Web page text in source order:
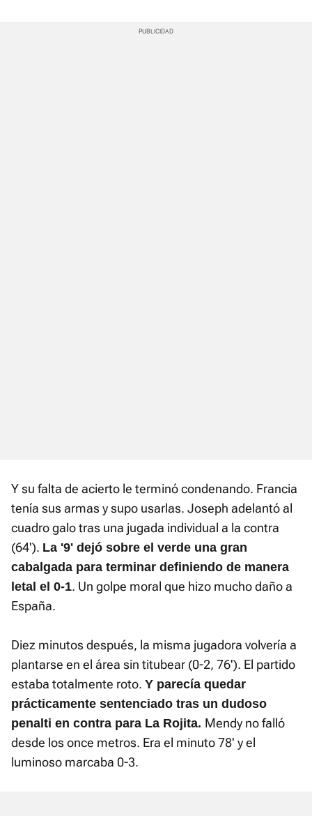
Y su falta de acierto le terminó condenando. Francia
tenía sus armas y supo usarlas. Joseph adelantó al
cuadro galo tras una jugada individual a la contra
(64'). La '9' dejó sobre el verde una gran
cabalgada para terminar definiendo de manera
letal el 0-1. Un golpe moral que hizo mucho daño a
España.
Diez minutos después, la misma jugadora volvería a
plantarse en el área sin titubear (0-2, 76'). El partido
estaba totalmente roto. Y parecía quedar
prácticamente sentenciado tras un dudoso
penalti en contra para La Rojita. Mendy no falló
desde los once metros. Era el minuto 78' y el
luminoso marcaba 0-3.